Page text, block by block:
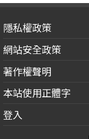
隱私權政策
網站安全政策
著作權聲明
本站使用正體字
登入